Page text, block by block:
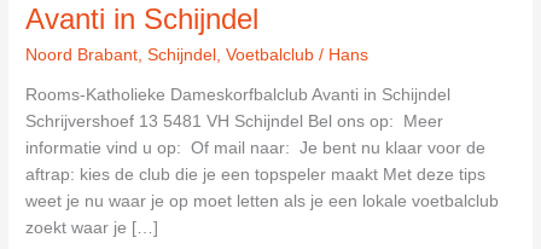
Avanti in Schijndel
Noord Brabant ,Schijndel ,Voetbalclub / Hans
Rooms-Katholieke Dameskorfbalclub Avanti in Schijndel
Schrijvershoef 13 5481 VH Schijndel Bel ons op: Meer
informatie vind u op: Of mail naar: Je bent nu klaar voor de
aftrap: kies de club die je een topspeler maakt Met deze tips
weet je nu waar je op moet letten als je een lokale voetbalclub
zoekt waar je […]